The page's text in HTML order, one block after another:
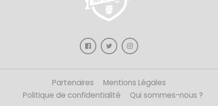
Partenaires
Mentions Légales
Politique de confidentialité
Qui sommes-nous ?